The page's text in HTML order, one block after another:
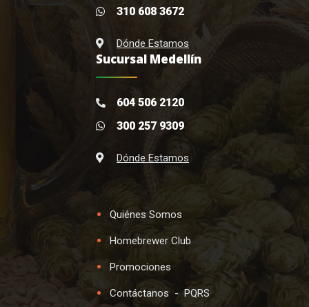
310 608 3672
Dónde Estamos
Sucursal Medellín
604 506 2120
300 257 9309
Dónde Estamos
Quiénes Somos
Homebrewer Club
Promociones
Contáctanos - PQRS